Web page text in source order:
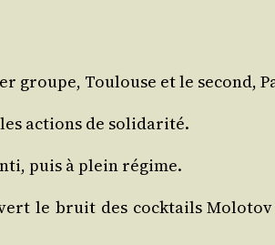
groupe, Tou­louse et le second,
actions de solidarité.
puis à plein régime.
le bruit des cock­tails